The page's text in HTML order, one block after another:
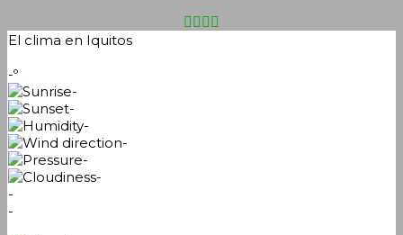
El clima en Iquitos
-º
-
-
-
-
-
-
-
-